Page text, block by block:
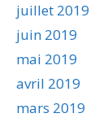
juillet 2019
juin 2019
mai 2019
avril 2019
mars 2019